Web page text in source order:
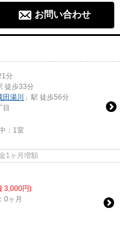
お問い合わせ
分
徒歩33分
田湯川
」駅 徒歩56分
目
： 1室
1ヶ月増額
3,000円)
0ヶ月